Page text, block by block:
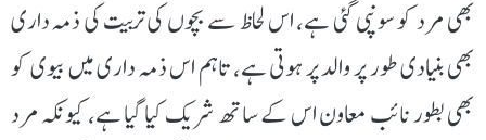
بھی مرد کو سونپی گئی ہے، اس لحاظ سے بچوں کی تربیت کی ذمہ داری
بھی بنیادی طور پر والد پر ہوتی ہے، تاہم اس ذمہ داری میں بیوی کو
بھی بطور نائب معاون اس کے ساتھ شریک کیا گیا ہے، کیونکہ مرد